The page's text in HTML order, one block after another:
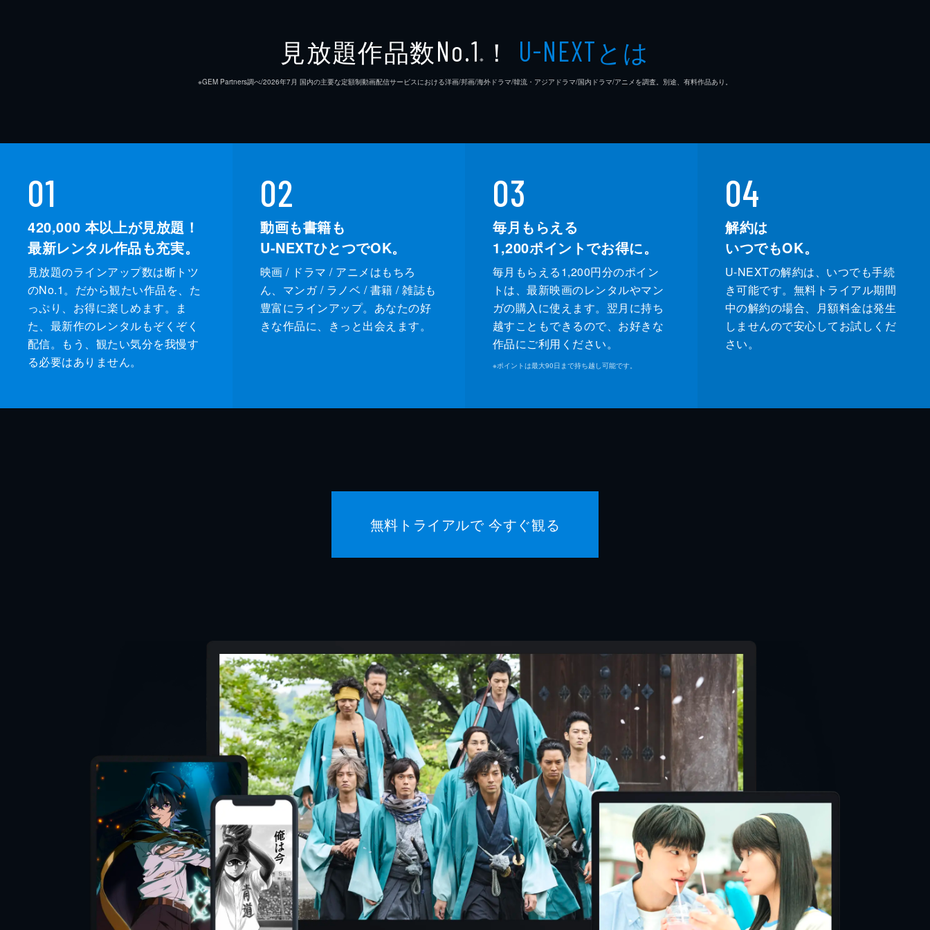
見放題作品数No.1 ※ ！ U-NEXTとは
※GEM Partners調べ/2026年7⽉ 国内の主要な定額制動画配信サービスにおける洋画/邦画/海外ドラマ/韓流・アジアドラマ/国内ドラマ/アニメを調査。別途、有料作品あり。
01
420,000 本以上が見放題！
最新レンタル作品も充実。
見放題のラインアップ数は断トツ
のNo.1。だから観たい作品を、た
っぷり、お得に楽しめます。ま
た、最新作のレンタルもぞくぞく
配信。もう、観たい気分を我慢す
る必要はありません。
02
動画も書籍も
U-NEXTひとつでOK。
映画 / ドラマ / アニメはもちろ
ん、マンガ / ラノベ / 書籍 / 雑誌も
豊富にラインアップ。あなたの好
きな作品に、きっと出会えます。
03
毎月もらえる
1,200ポイントでお得に。
毎月もらえる1,200円分のポイン
トは、最新映画のレンタルやマン
ガの購入に使えます。翌月に持ち
越すこともできるので、お好きな
作品にご利用ください。
※ポイントは最大90日まで持ち越し可能です。
04
解約は
いつでもOK。
U-NEXTの解約は、いつでも手続
き可能です。無料トライアル期間
中の解約の場合、月額料金は発生
しませんので安心してお試しくだ
さい。
無料トライアルで 今すぐ観る